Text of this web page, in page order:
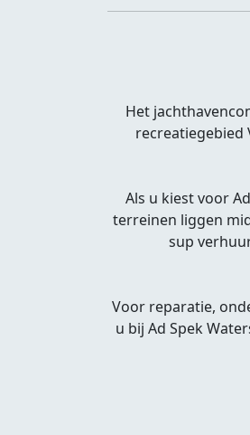
Het
recreatiegebied
Als u kiest voor
terreinen liggen
sup
Voor reparatie,
u bij Ad Spek